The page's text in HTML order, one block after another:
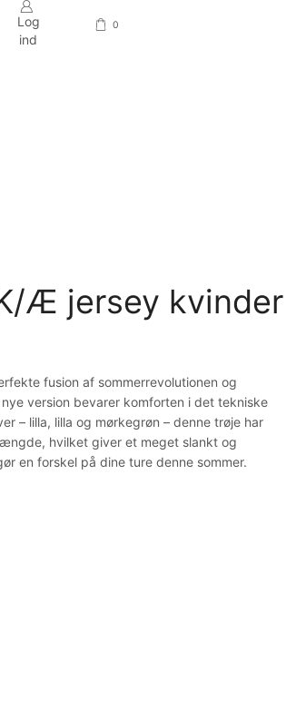
Log
ind
0
Æ jersey kvinder
fusion af sommerrevolutionen og
version bevarer komforten i det tekniske
– lilla, lilla og mørkegrøn – denne trøje har
hvilket giver et meget slankt og
en forskel på dine ture denne sommer.